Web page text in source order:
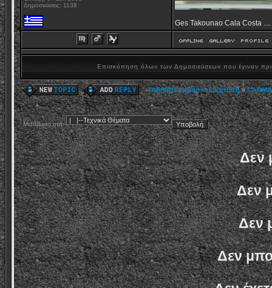
Δημοσιεύσεις: 1138
Ges Takounao Cala Costa
Επισκόπηση όλων των Δημοσιεύσεων που έγιναν
TARMAC Δημόσια Συζήτηση»
Μετάβαση στη:
Δεν
Δεν
Δεν
Δεν